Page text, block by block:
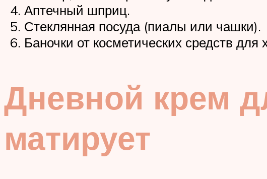
Аптечный шприц.
Стеклянная посуда (пиалы или чашки).
Баночки от косметических средств
Дневной крем
матирует